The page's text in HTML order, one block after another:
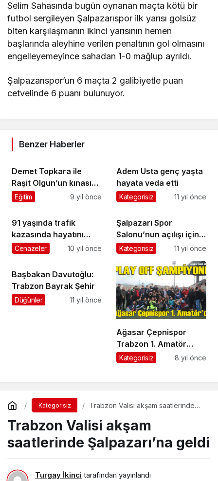
Selim Sahasında bugün oynanan maçta kötü bir
futbol sergileyen Şalpazarıspor ilk yarısı golsüz
biten karşılaşmanın ikinci yarısının hemen
başlarında aleyhine verilen penaltının gol olmasını
engelleyemeyince sahadan 1-0 mağlup ayrıldı.
Şalpazarıspor’un 6 maçta 2 galibiyetle puan
cetvelinde 6 puanı bulunuyor.
Benzer Haberler
Demet Topkara ile
Raşit Olgun’un kınası
yapıldı
Eğitim 9 yıl önce
Adem Usta genç yaşta
hayata veda etti
Kategorisiz 11 yıl önce
91 yaşında trafik
kazasında hayatını
kaybetti
Cenazeler 10 yıl önce
Şalpazarı Spor
Salonu’nun açılışı için
geri sayım başladı
Kategorisiz 11 yıl önce
Başbakan Davutoğlu:
Trabzon Bayrak Şehir
Düğünler 11 yıl önce
Ağasar Çepnispor
Trabzon 1. Amatör
Küme’ye yükseldi
Kategorisiz 8 yıl önce
Kategorisiz
Trabzon Valisi akşam saatlerinde
Trabzon Valisi akşam
saatlerinde Şalpazarı’na geldi
Turgay İkinci tarafından yayınlandı